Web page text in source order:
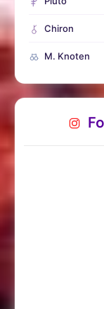
Chiron
M. Knoten